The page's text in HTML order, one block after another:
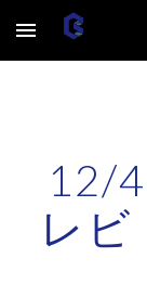
Skip to main
12/
レビ